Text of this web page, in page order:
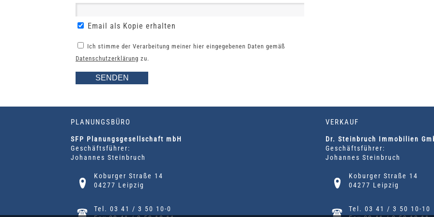
Email als Kopie erhalten
Ich stimme der Verarbeitung meiner hier eingegebenen Daten gemäß
Datenschutzerklärung zu.
PLANUNGSBÜRO
SFP Planungsgesellschaft mbH
Geschäftsführer:
Johannes Steinbruch
Koburger Straße 14
04277 Leipzig
Tel. 03 41 / 3 50 10-0
VERKAUF
Dr. Steinbruch Immobilien
Geschäftsführer:
Johannes Steinbruch
Koburger Straße 14
04277 Leipzig
Tel. 03 41 / 3 50 10-10